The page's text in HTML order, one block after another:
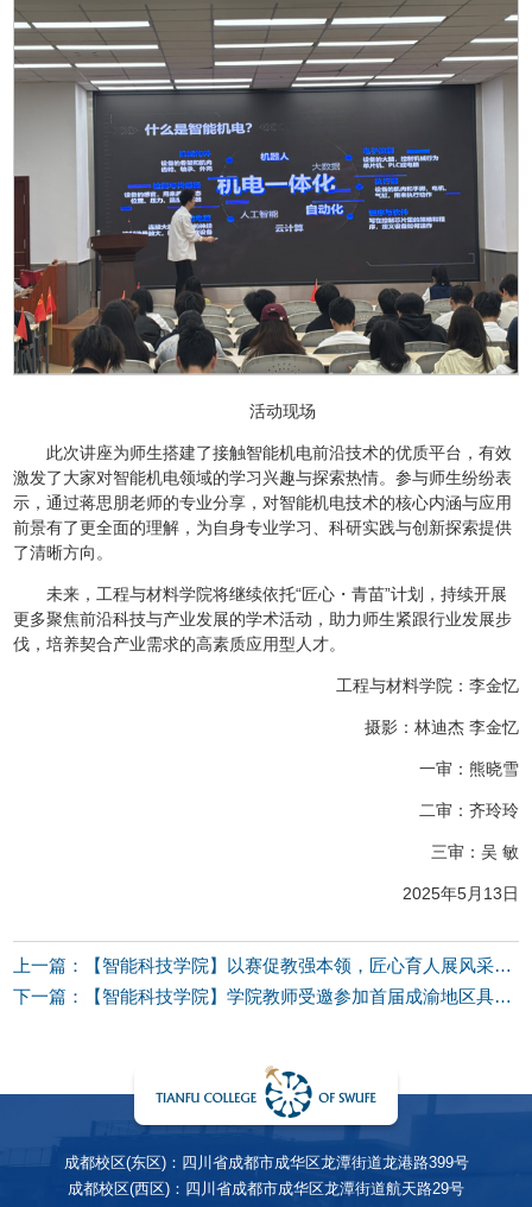
活动现场
此次讲座为师生搭建了接触智能机电前沿技术的优质平台，有效
激发了大家对智能机电领域的学习兴趣与探索热情。参与师生纷纷表
示，通过蒋思朋老师的专业分享，对智能机电技术的核心内涵与应用
前景有了更全面的理解，为自身专业学习、科研实践与创新探索提供
了清晰方向。
未来，工程与材料学院将继续依托“匠心・青苗”计划，持续开展
更多聚焦前沿科技与产业发展的学术活动，助力师生紧跟行业发展步
伐，培养契合产业需求的高素质应用型人才。
工程与材料学院：李金忆
摄影：林迪杰 李金忆
一审：熊晓雪
二审：齐玲玲
三审：吴 敏
2025年5月13日
上一篇：【智能科技学院】以赛促教强本领，匠心育人展风采——学院2026年度教学能力大赛圆满落幕
下一篇：【智能科技学院】学院教师受邀参加首届成渝地区具身智能机器人应用场景挑战赛暨人工智能产业生态会
成都校区(东区)：四川省成都市成华区龙潭街道龙港路399号
成都校区(西区)：四川省成都市成华区龙潭街道航天路29号